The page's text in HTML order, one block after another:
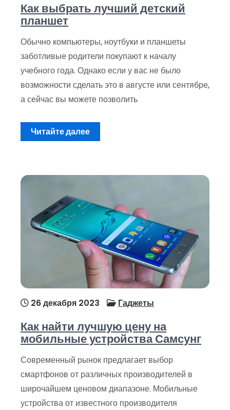
Как выбрать лучший детский
планшет
Обычно компьютеры, ноутбуки и планшеты
заботливые родители покупают к началу
учебного года. Однако если у вас не было
возможности сделать это в августе или сентябре,
а сейчас вы можете позволить
Читайте далее
26 декабря 2023 Гаджеты
Как найти лучшую цену на
мобильные устройства Самсунг
Современный рынок предлагает выбор
смартфонов от различных производителей в
широчайшем ценовом диапазоне. Мобильные
устройства от известного производителя